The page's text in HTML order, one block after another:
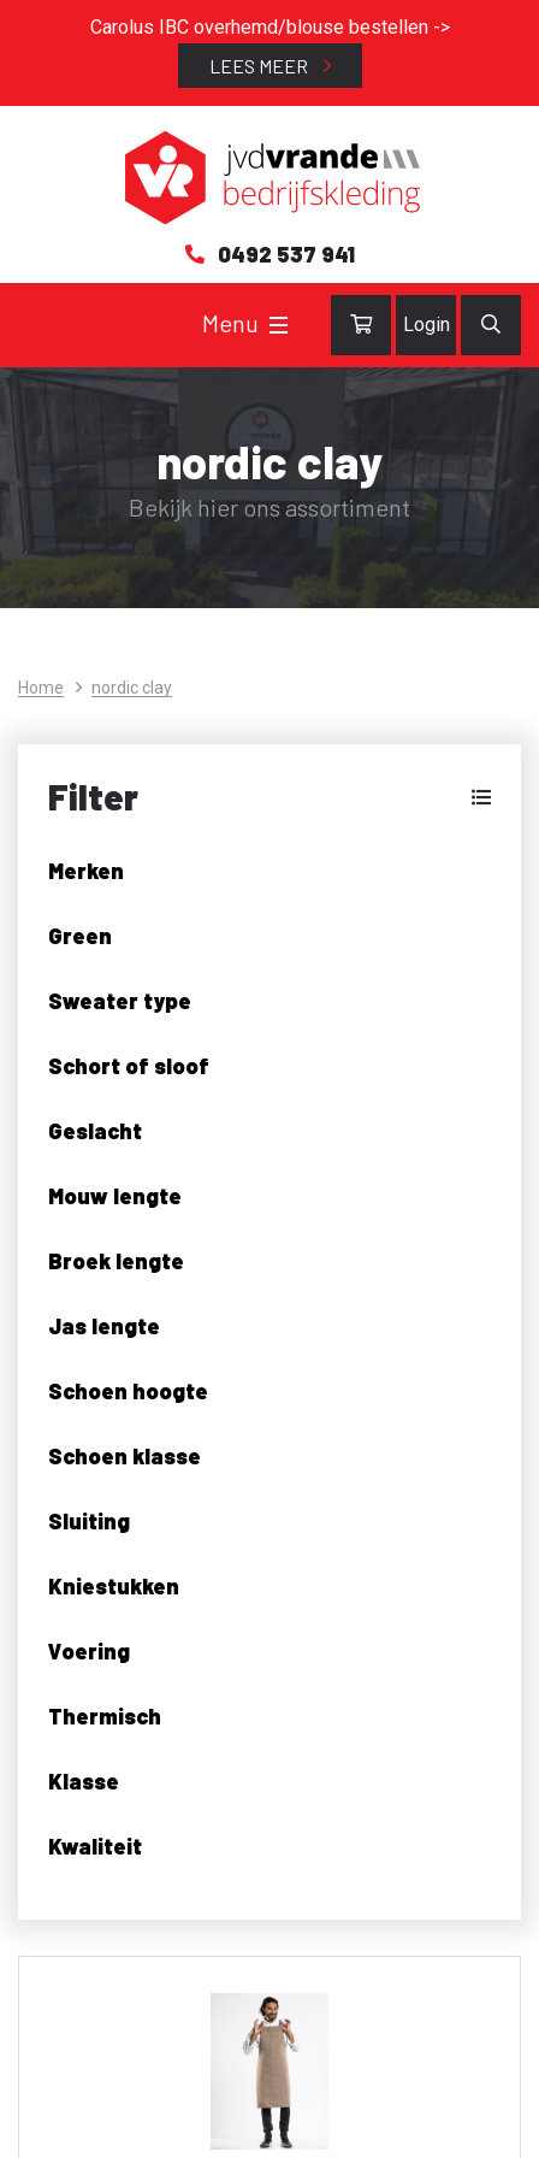
Carolus IBC overhemd/blouse bestellen ->
LEES MEER
0492 537 941
Login
nordic clay
Bekijk hier ons assortiment
Home nordic clay
Filter
Merken
Green
Sweater type
Schort of sloof
Geslacht
Mouw lengte
Broek lengte
Jas lengte
Schoen hoogte
Schoen klasse
Sluiting
Kniestukken
Voering
Thermisch
Klasse
Kwaliteit